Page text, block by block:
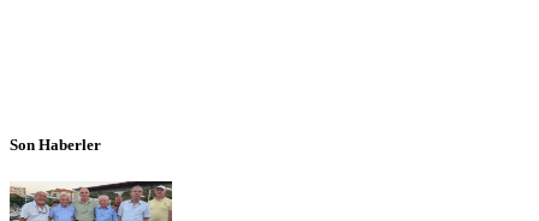
Son Haberler